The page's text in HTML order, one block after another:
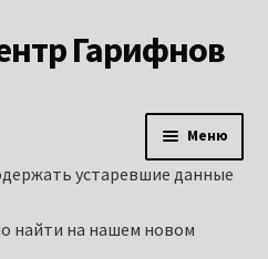
Гарифнов
Меню
оборудования и
устаревшие данные
найти на нашем новом